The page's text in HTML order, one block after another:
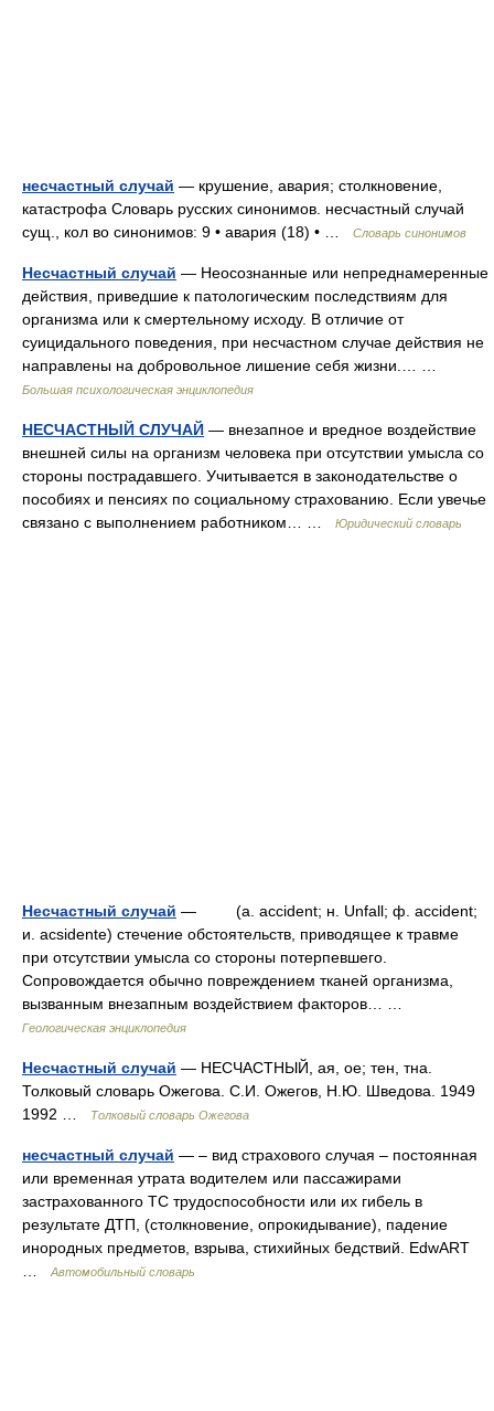
несчастный случай — крушение, авария; столкновение,
катастрофа Словарь русских синонимов. несчастный случай
сущ., кол во синонимов: 9 • авария (18) • …
Словарь синонимов
Несчастный случай — Неосознанные или непреднамеренные
действия, приведшие к патологическим последствиям для
организма или к смертельному исходу. В отличие от
суицидального поведения, при несчастном случае действия не
направлены на добровольное лишение себя жизни.… …
Большая психологическая энциклопедия
НЕСЧАСТНЫЙ СЛУЧАЙ — внезапное и вредное воздействие
внешней силы на организм человека при отсутствии умысла со
стороны пострадавшего. Учитывается в законодательстве о
пособиях и пенсиях по социальному страхованию. Если увечье
связано с выполнением работником… …
Юридический словарь
Несчастный случай — (a. accident; н. Unfall; ф. accident;
и. acsidente) стечение обстоятельств, приводящее к травме
при отсутствии умысла co стороны потерпевшего.
Сопровождается обычно повреждением тканей организма,
вызванным внезапным воздействием факторов… …
Геологическая энциклопедия
Несчастный случай — НЕСЧАСТНЫЙ, ая, ое; тен, тна.
Толковый словарь Ожегова. С.И. Ожегов, Н.Ю. Шведова. 1949
1992 …
Толковый словарь Ожегова
несчастный случай — – вид страхового случая – постоянная
или временная утрата водителем или пассажирами
застрахованного ТС трудоспособности или их гибель в
результате ДТП, (столкновение, опрокидывание), падение
инородных предметов, взрыва, стихийных бедствий. EdwART
Автомобильный словарь